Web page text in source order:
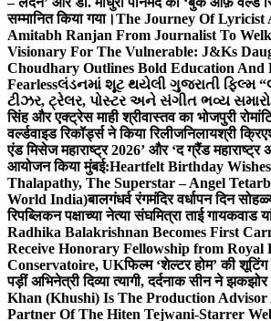
सम्मानित किया गया।The Journey Of Lyricist
Amitabh Ranjan From Journalist To
Visionary For The Vulnerable: J&Ks
Choudhary Outlines Bold Education And
Fearlessલંડનમાં શૂટ થયેલી ગુજરાતી ફિલ્મ
ટીઝર, ટ્રેલર, પોસ્ટર અને સંગીત ભવ્ય
सिंह और एक्ट्रेस माही श्रीवास्तव का भोजपुरी
वर्ल्डवाइड रिकॉर्ड्स ने किया रिलीजनिलायश्री
एंड मिसेज महाराष्ट्र 2026’ और ‘द ग्रैंड महाराष्ट्र
आयोजन किया मुंबई:Heartfelt Birthday
Thalapathy, The Superstar – Angel
World India)बालगंधर्व रंगमंदिर वर्धापन दिन
रिपब्लिकन पक्षाच्या नेत्या संघमित्रा ताई गायकवाड
Radhika Balakrishnan Becomes First
Receive Honorary Fellowship from Royal
Conservatoire, UKफिल्म ‘शेल्टर होम’ की
पड़ीं अभिनेत्री दिव्या त्यागी, दर्दनाक सीन ने झकझोर
Khan (Khushi) Is The Production
Partner Of The Hiten Tejwani-Starrer